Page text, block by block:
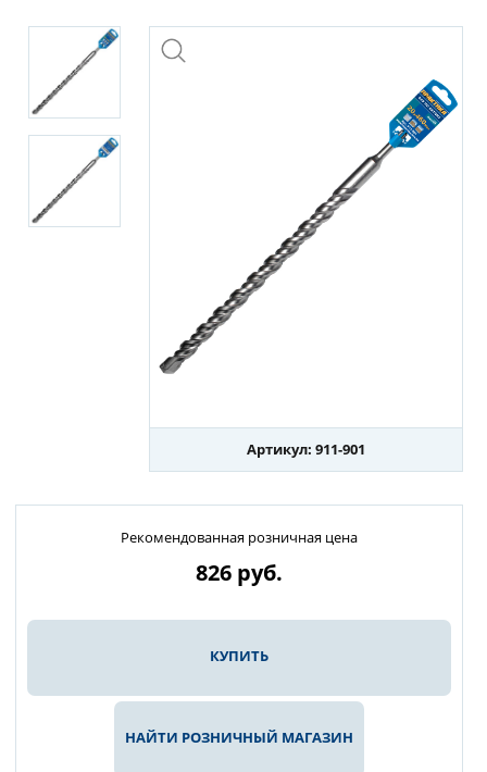
Артикул: 911-901
Рекомендованная розничная цена
826 руб.
КУПИТЬ
НАЙТИ РОЗНИЧНЫЙ МАГАЗИН